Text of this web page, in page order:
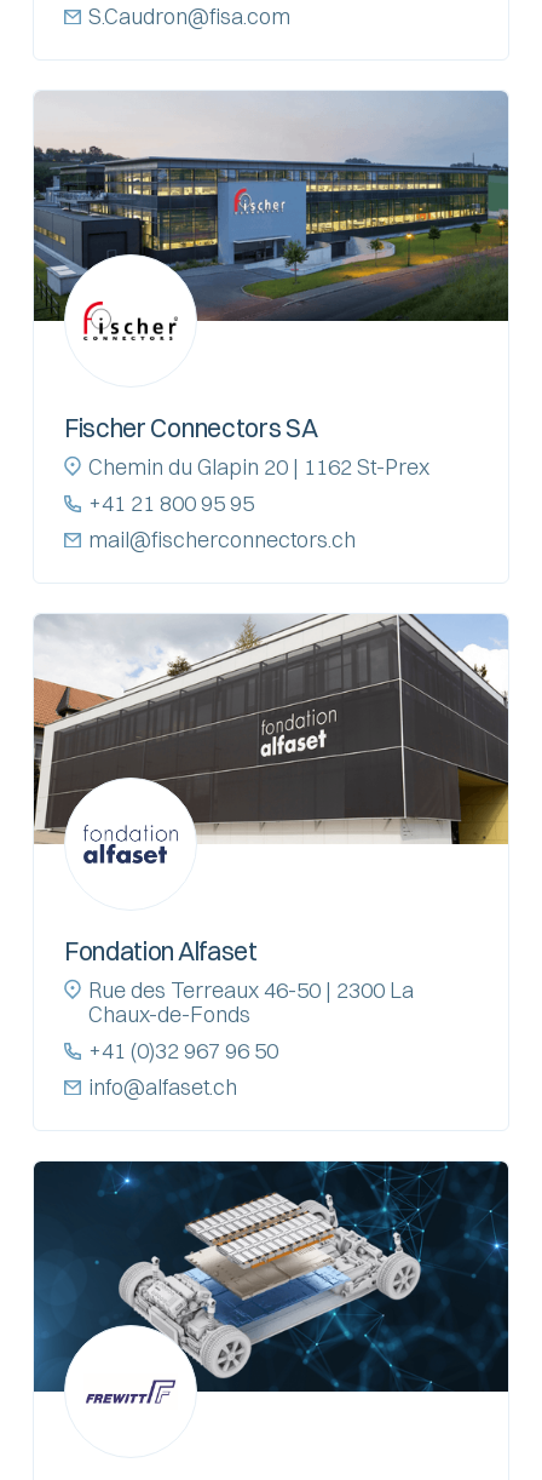
S.Caudron@fisa.com
Fischer Connectors SA
Chemin du Glapin 20 | 1162 St-Prex
+41 21 800 95 95
mail@fischerconnectors.ch
Fondation Alfaset
Rue des Terreaux 46-50 | 2300 La
Chaux-de-Fonds
+41 (0)32 967 96 50
info@alfaset.ch